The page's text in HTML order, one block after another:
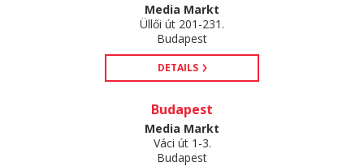
Media Markt
Üllői út 201-231.
Budapest
DETAILS
Budapest
Media Markt
Váci út 1-3.
Budapest